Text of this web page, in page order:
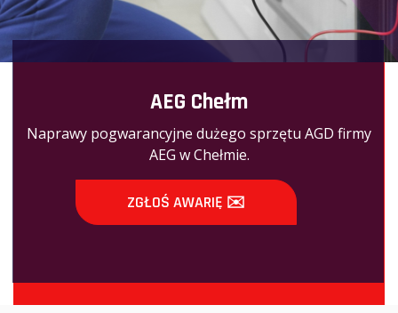
AEG Chełm
Naprawy pogwarancyjne dużego sprzętu AGD firmy
AEG w Chełmie.
ZGŁOŚ AWARIĘ ✉️